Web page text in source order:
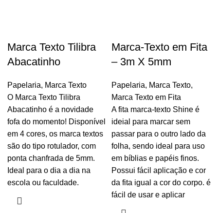
Marca Texto Tilibra
Abacatinho
Papelaria, Marca Texto
O Marca Texto Tilibra
Abacatinho é a novidade
fofa do momento! Disponível
em 4 cores, os marca textos
são do tipo rotulador, com
ponta chanfrada de 5mm.
Ideal para o dia a dia na
escola ou faculdade.
Marca-Texto em Fita
– 3m X 5mm
Papelaria, Marca Texto,
Marca Texto em Fita
A fita marca-texto Shine é
ideial para marcar sem
passar para o outro lado da
folha, sendo ideal para uso
em bíblias e papéis finos.
Possui fácil aplicação e cor
da fita igual a cor do corpo. é
fácil de usar e aplicar